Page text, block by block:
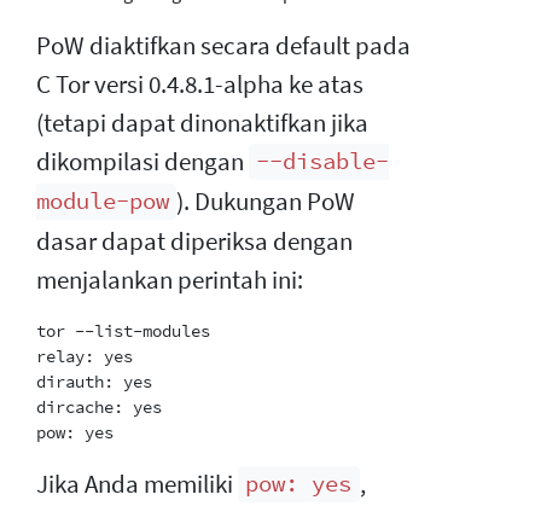
PoW diaktifkan secara default pada
C Tor versi 0.4.8.1-alpha ke atas
(tetapi dapat dinonaktifkan jika
dikompilasi dengan --disable-
module-pow ). Dukungan PoW
dasar dapat diperiksa dengan
menjalankan perintah ini:
tor --list-modules
relay: yes
dirauth: yes
dircache: yes
Jika Anda memiliki pow: yes ,